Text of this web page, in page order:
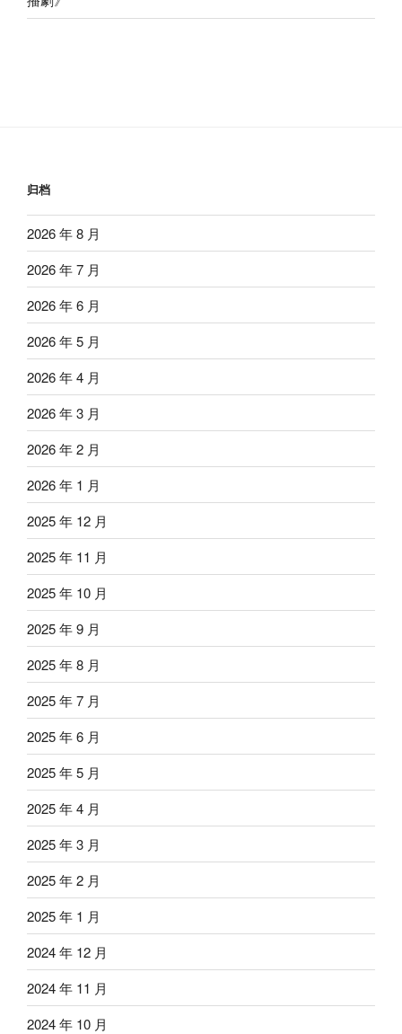
归档
2026 年 8 月
2026 年 7 月
2026 年 6 月
2026 年 5 月
2026 年 4 月
2026 年 3 月
2026 年 2 月
2026 年 1 月
2025 年 12 月
2025 年 11 月
2025 年 10 月
2025 年 9 月
2025 年 8 月
2025 年 7 月
2025 年 6 月
2025 年 5 月
2025 年 4 月
2025 年 3 月
2025 年 2 月
2025 年 1 月
2024 年 12 月
2024 年 11 月
2024 年 10 月